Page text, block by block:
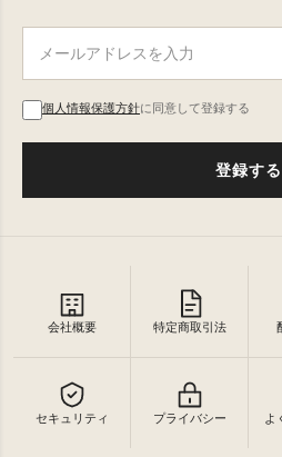
個人情報保護方針に同意して登録する
登録する
会社概要 特定商取引法
セキュリティ プライバシー よ